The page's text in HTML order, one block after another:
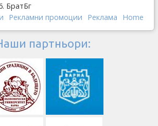
БратБг
Рекламни промоции Реклама Home
партньори: